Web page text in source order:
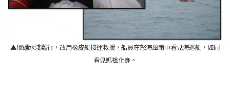
▲環礁水淺難行，改用橡皮艇接運救援，船員在怒海風雨中看見海巡艇，如同
看見媽祖化身。